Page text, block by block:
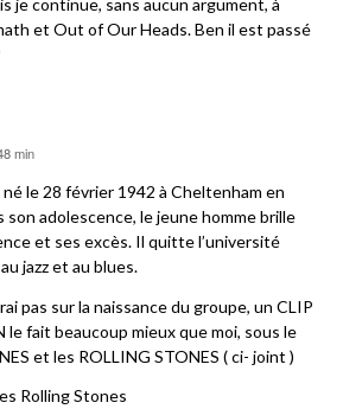
je continue, sans aucun argument, à
et Out of Our Heads. Ben il est passé
min
le 28 février 1942 à Cheltenham en
adolescence, le jeune homme brille
et ses excès. Il quitte l’université
jazz et au blues.
pas sur la naissance du groupe, un CLIP
le fait beaucoup mieux que moi, sous le
et les ROLLING STONES ( ci- joint )
Rolling Stones